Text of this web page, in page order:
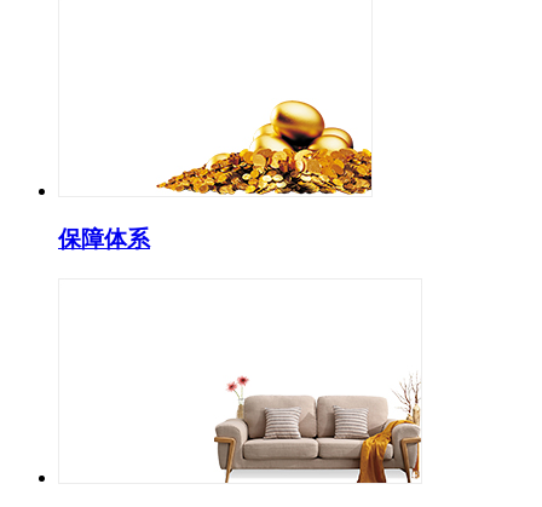
保障体系